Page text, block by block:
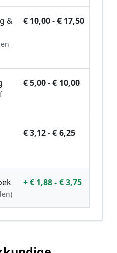
&
€ 10,00 - € 17,50
€ 5,00 - € 10,00
€ 3,12 - € 6,25
+ € 1,88 - € 3,75